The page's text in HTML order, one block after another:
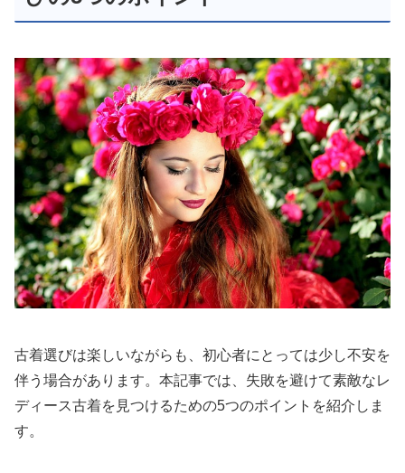
古着選びは楽しいながらも、初心者にとっては少し不安を
伴う場合があります。本記事では、失敗を避けて素敵なレ
ディース古着を見つけるための5つのポイントを紹介しま
す。